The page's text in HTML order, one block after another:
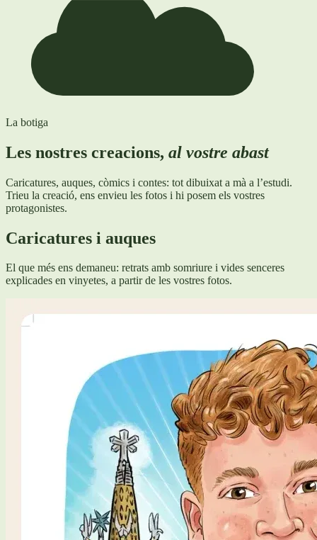
La botiga
Les nostres creacions, al vostre abast
Caricatures, auques, còmics i contes: tot dibuixat a mà a l’estudi.
Trieu la creació, ens envieu les fotos i hi posem els vostres
protagonistes.
Caricatures i auques
El que més ens demaneu: retrats amb somriure i vides senceres
explicades en vinyetes, a partir de les vostres fotos.